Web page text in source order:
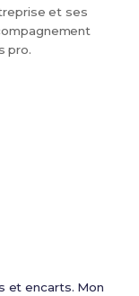
et ses
pro.
et encarts. Mon